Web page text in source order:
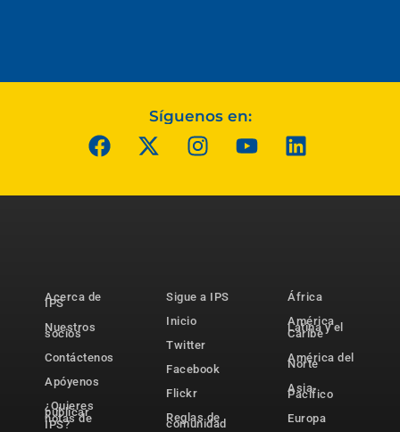
Síguenos en:
Acerca de
IPS
Nuestros
socios
Contáctenos
Apóyenos
¿Quieres
publicar
notas de
IPS?
Sigue a IPS
Inicio
Twitter
Facebook
Flickr
Reglas de
comunidad
África
América
Latina y el
Caribe
América del
Norte
Asia-
Pacífico
Europa